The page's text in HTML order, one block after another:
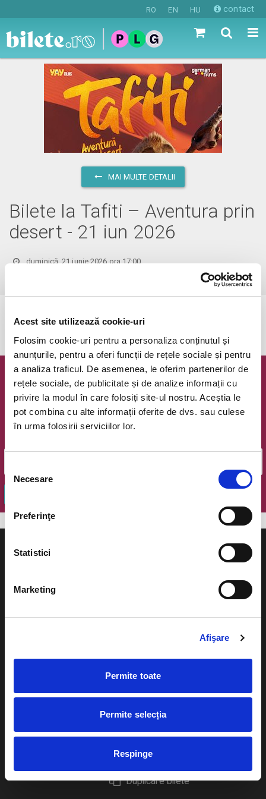
Acest site utilizează cookie-uri
Folosim cookie-uri pentru a personaliza conținutul și
anunțurile, pentru a oferi funcții de rețele sociale și pentru
a analiza traficul. De asemenea, le oferim partenerilor de
rețele sociale, de publicitate și de analize informații cu
privire la modul în care folosiți site-ul nostru. Aceștia le
pot combina cu alte informații oferite de dvs. sau culese
în urma folosirii serviciilor lor.
consimțământului
Necesare
Preferinţe
Statistici
Marketing
Afişare
Permite toate
Permite selecția
Respinge
RO EN HU contact
MAI MULTE DETALII
Bilete la Tafiti – Aventura prin
desert - 21 iun 2026
duminică, 21 iunie 2026 ora 17:00
vezi pe harta
Evenimentul a expirat.
Newsletter @ Bilete.ro
Oferte exclusive si o editie saptamanala cu cele mai noi
evenimente.
Cum comand bilete?
Plata online sau cash
eBilet printat acasa
Livrare prin curier
Returnare bilete
Duplicare bilete
Evenimente
festivaluri
Pentru copii